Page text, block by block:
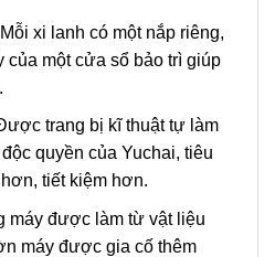
xi lanh có một nắp riêng,
của một cửa sổ bảo trì giúp
trang bị kĩ thuật tự làm
quyền của Yuchai, tiêu
tiết kiệm hơn.
máy được làm từ vật liệu
máy được gia cố thêm